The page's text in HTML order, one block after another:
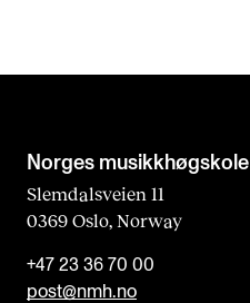
Norges musikk­høgskole
Slemdalsveien 11
0369 Oslo, Norway
+47 23 36 70 00
post@nmh.no